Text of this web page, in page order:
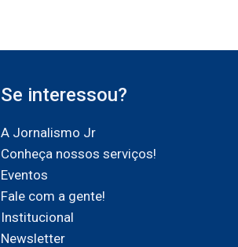
Se interessou?
A Jornalismo Jr
Conheça nossos serviços!
Eventos
Fale com a gente!
Institucional
Newsletter